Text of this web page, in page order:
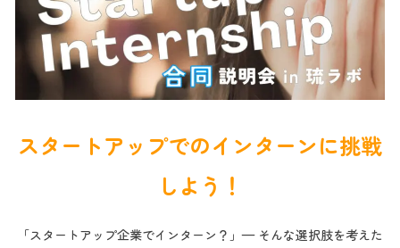
スタートアップでのインターンに挑戦
しよう！
「スタートアップ企業でインターン？」— そんな選択肢を考えた